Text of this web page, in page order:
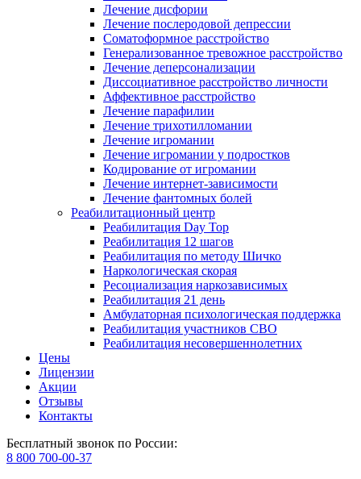
Лечение дисфории
Лечение послеродовой депрессии
Соматоформное расстройство
Генерализованное тревожное расстройство
Лечение деперсонализации
Диссоциативное расстройство личности
Аффективное расстройство
Лечение парафилии
Лечение трихотилломании
Лечение игромании
Лечение игромании у подростков
Кодирование от игромании
Лечение интернет-зависимости
Лечение фантомных болей
Реабилитационный центр
Реабилитация Day Top
Реабилитация 12 шагов
Реабилитация по методу Шичко
Наркологическая скорая
Ресоциализация наркозависимых
Реабилитация 21 день
Амбулаторная психологическая поддержка
Реабилитация участников СВО
Реабилитация несовершеннолетних
Цены
Лицензии
Акции
Отзывы
Контакты
Бесплатный звонок по России:
8 800 700-00-37